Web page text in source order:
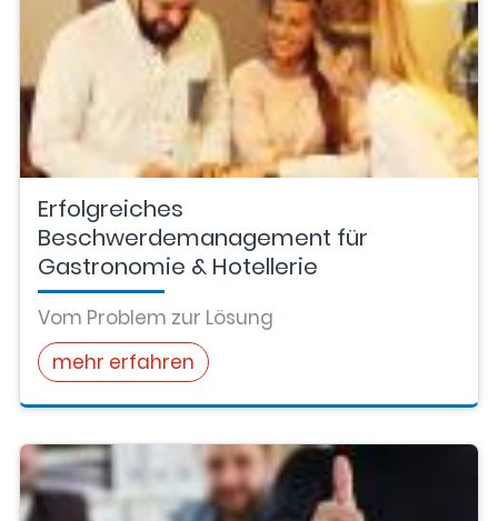
Erfolgreiches
Beschwerdemanagement für
Gastronomie & Hotellerie
Vom Problem zur Lösung
mehr erfahren